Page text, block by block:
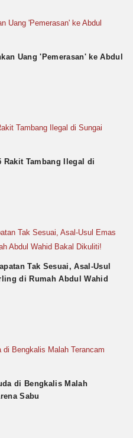
Uang 'Pemerasan' ke Abdul
Rakit Tambang Ilegal di
Tak Sesuai, Asal-Usul
di Rumah Abdul Wahid
di Bengkalis Malah
Sabu